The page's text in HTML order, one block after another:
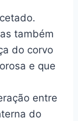
também
do corvo
e que
entre
do